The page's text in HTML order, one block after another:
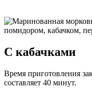
С кабачками
Время приготовления
составляет 40 минут.